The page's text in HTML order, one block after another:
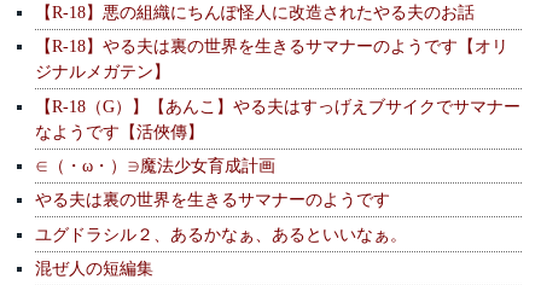
【R-18】悪の組織にちんぽ怪人に改造されたやる夫のお話
【R-18】やる夫は裏の世界を生きるサマナーのようです【オリ
ジナルメガテン】
【R-18（G）】【あんこ】やる夫はすっげえブサイクでサマナー
なようです【活俠傳】
∈（・ω・）∋魔法少女育成計画
やる夫は裏の世界を生きるサマナーのようです
ユグドラシル２、あるかなぁ、あるといいなぁ。
混ぜ人の短編集